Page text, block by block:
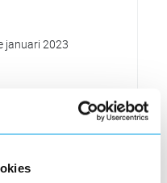
januari 2023